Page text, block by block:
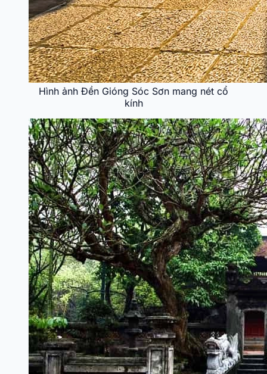
Hình ảnh Đền Gióng Sóc Sơn mang nét cổ
kính